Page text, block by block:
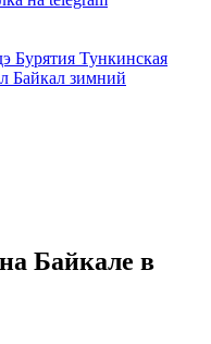
Бурятия Тункинская
Байкал зимний
Байкале в